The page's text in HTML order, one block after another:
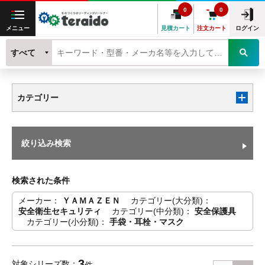
メニュー 見積カート
0
注文カート
0
ログイン
すべて
カテゴリー
絞り込み検索
検索された条件
メーカー ＹＡＭＡＺＥＮ
カテゴリー(大分類)
安全衛生セキュリティ
カテゴリー(中分類)
安全保護具
カテゴリー(小分類)
手袋・耳栓・マスク